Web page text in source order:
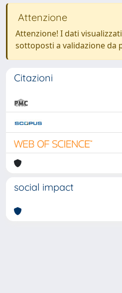
Attenzione
Attenzione! I dati
sottoposti a validazione da
Citazioni
social impact